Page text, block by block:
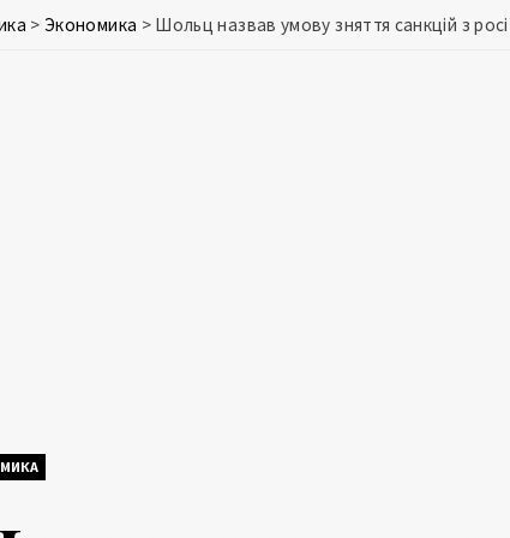
> Экономика > Шольц назвав умову зняття санкцій з